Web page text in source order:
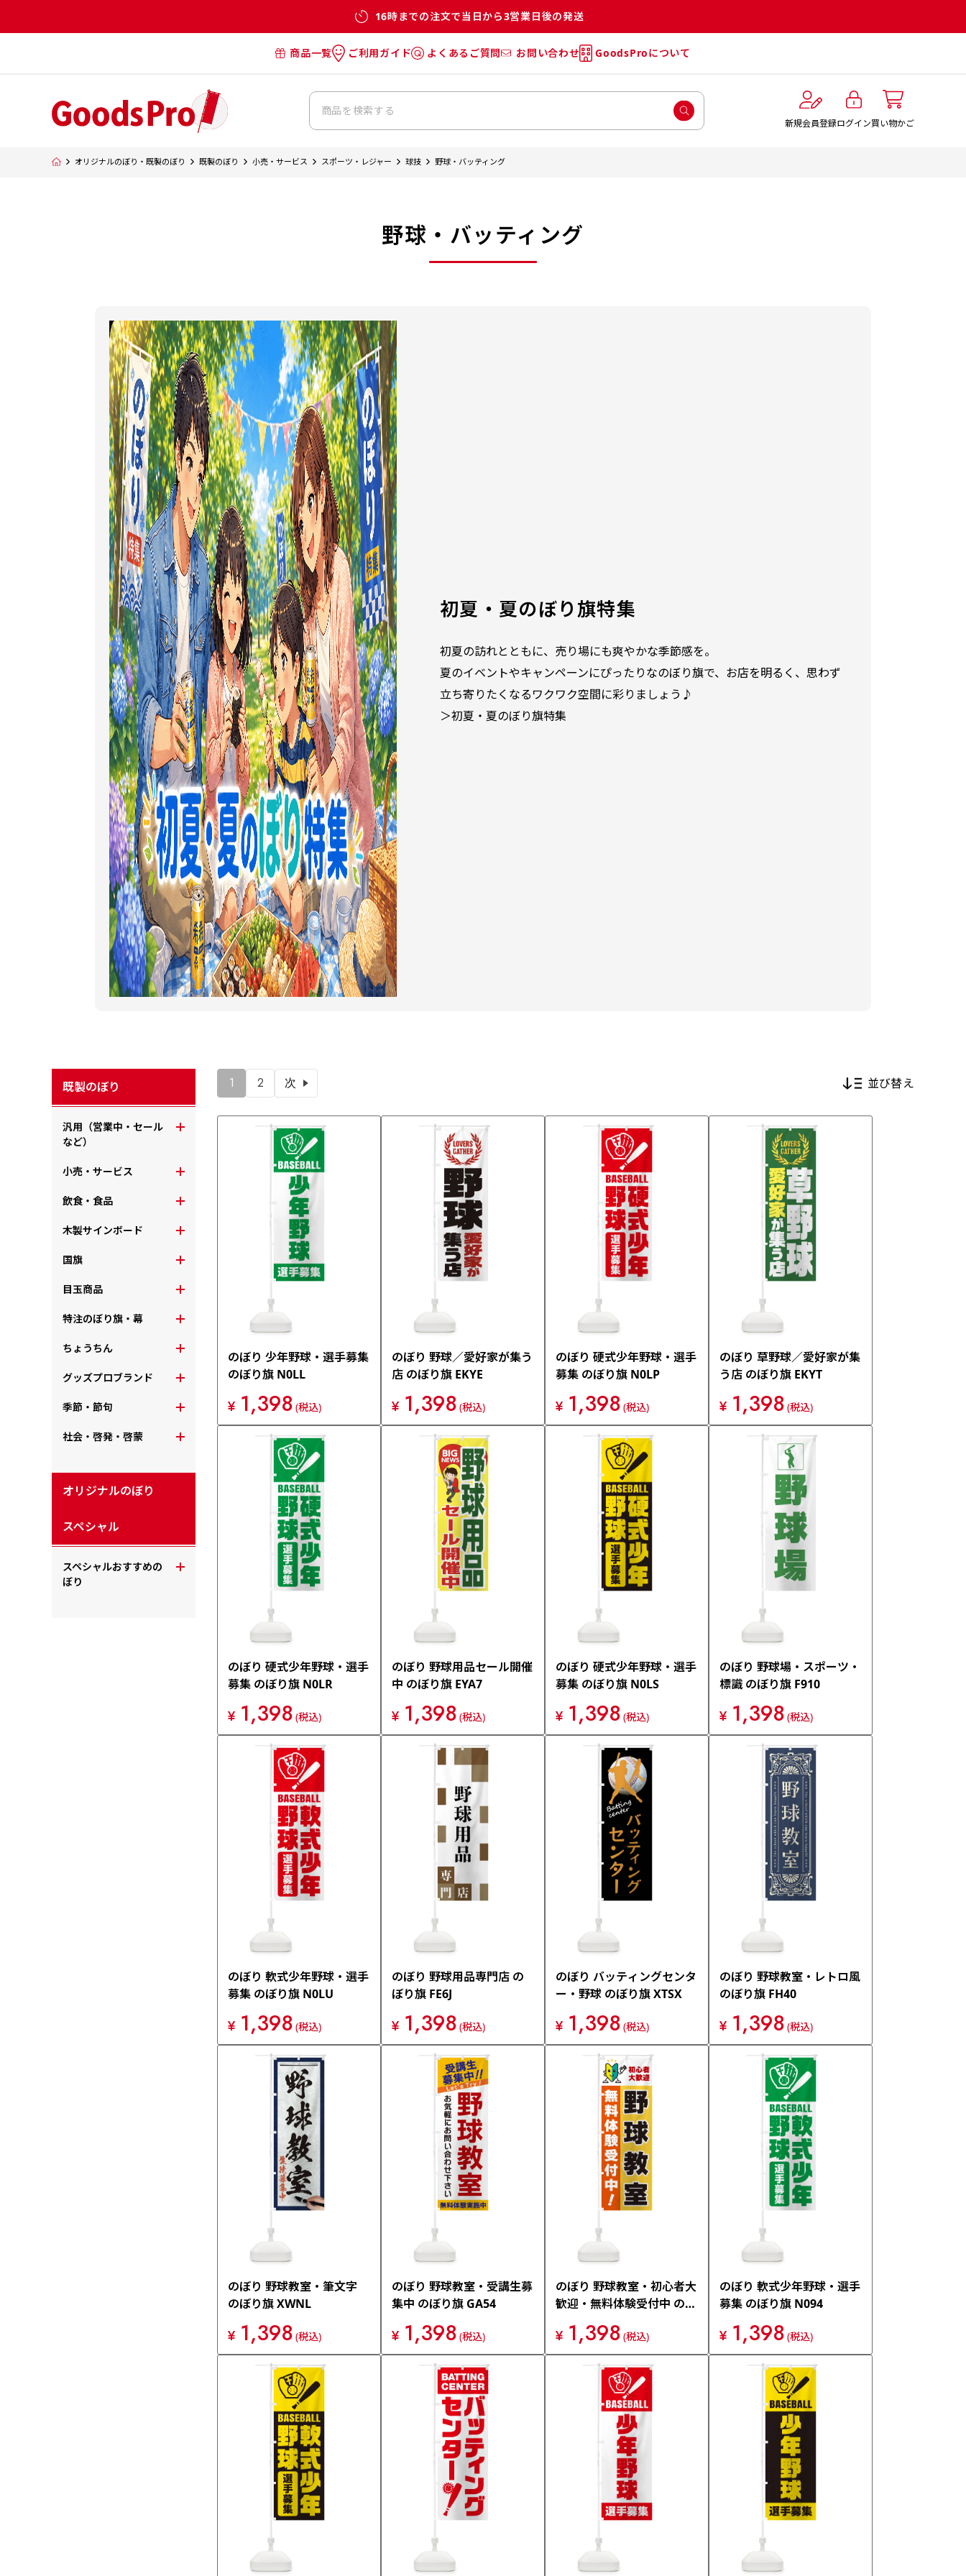
16時までの注文で当日から3営業日後の発送
商品一覧
オリジナルのぼり
オリジナルタオル
横断幕・懸垂幕
ご利用ガイド
のぼりのご利用ガイド
Tシャツのご利用ガイド
よくあるご質問
のぼりのよくあるご質問
お問い合わせ GoodsProについて
新規会員登録ログイン買い物かご
オリジナルのぼり・既製のぼり 既製のぼり 小売・サービス スポーツ・レジャー 球技 野球・バッティング
野球・バッティング
初夏・夏のぼり旗特集
初夏の訪れとともに、売り場にも爽やかな季節感を。
夏のイベントやキャンペーンにぴったりなのぼり旗で、お店を明るく、思わず
立ち寄りたくなるワクワク空間に彩りましょう♪
＞初夏・夏のぼり旗特集
既製のぼり
汎用（営業中・セール
など）
小売・サービス
飲食・食品
木製サインボード
国旗
目玉商品
特注のぼり旗・幕
ちょうちん
グッズプロブランド
季節・節句
社会・啓発・啓蒙
オリジナルのぼり
スペシャル
スペシャルおすすめの
ぼり
1 2 次 並び替え
価格が安い順
価格が高い順
のぼり 少年野球・選手募集
のぼり旗 N0LL
¥ 1,398 (税込)
のぼり 野球／愛好家が集う
店 のぼり旗 EKYE
¥ 1,398 (税込)
のぼり 硬式少年野球・選手
募集 のぼり旗 N0LP
¥ 1,398 (税込)
のぼり 草野球／愛好家が集
う店 のぼり旗 EKYT
¥ 1,398 (税込)
のぼり 硬式少年野球・選手
募集 のぼり旗 N0LR
¥ 1,398 (税込)
のぼり 野球用品セール開催
中 のぼり旗 EYA7
¥ 1,398 (税込)
のぼり 硬式少年野球・選手
募集 のぼり旗 N0LS
¥ 1,398 (税込)
のぼり 野球場・スポーツ・
標識 のぼり旗 F910
¥ 1,398 (税込)
のぼり 軟式少年野球・選手
募集 のぼり旗 N0LU
¥ 1,398 (税込)
のぼり 野球用品専門店 の
ぼり旗 FE6J
¥ 1,398 (税込)
のぼり バッティングセンタ
ー・野球 のぼり旗 XTSX
¥ 1,398 (税込)
のぼり 野球教室・レトロ風
のぼり旗 FH40
¥ 1,398 (税込)
のぼり 野球教室・筆文字
のぼり旗 XWNL
¥ 1,398 (税込)
のぼり 野球教室・受講生募
集中 のぼり旗 GA54
¥ 1,398 (税込)
のぼり 野球教室・初心者大
歓迎・無料体験受付中 のぼ
¥ 1,398 (税込)
のぼり 軟式少年野球・選手
募集 のぼり旗 N094
¥ 1,398 (税込)